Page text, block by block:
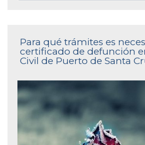
Para qué trámites es
certificado de defunción
Civil de Puerto de Santa